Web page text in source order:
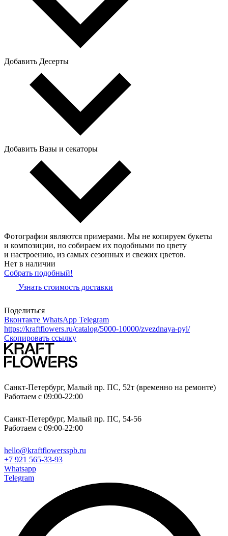
Добавить Десерты
Добавить Вазы и секаторы
Фотографии являются примерами. Мы не копируем букеты
и композиции, но собираем их подобными по цвету
и настроению, из самых сезонных и свежих цветов.
Нет в наличии
Собрать подобный!
Узнать стоимость доставки
Поделиться
Вконтакте WhatsApp Telegram
https://kraftflowers.ru/catalog/5000-10000/zvezdnaya-pyl/
Скопировать ссылку
Санкт-Петербург, Малый пр. ПС, 52т (временно на ремонте)
Работаем с 09:00-22:00
Санкт-Петербург, Малый пр. ПС, 54-56
Работаем с 09:00-22:00
hello@kraftflowersspb.ru
+7 921 565-33-93
Whatsapp
Telegram